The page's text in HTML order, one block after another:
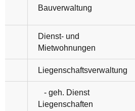
Bauverwaltung
Dienst- und
Mietwohnungen
Liegenschaftsverwaltung
- geh. Dienst
Liegenschaften